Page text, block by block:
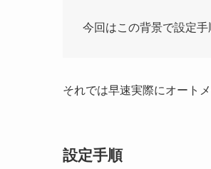
今回はこの背景で設定手
それでは早速実際にオート
設定手順